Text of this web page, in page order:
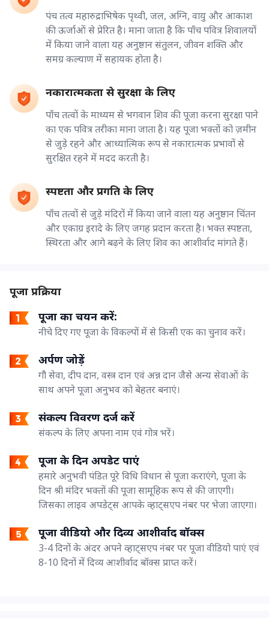
पंच तत्व महारुद्राभिषेक पृथ्वी, जल, अग्नि, वायु और आकाश
की ऊर्जाओं से प्रेरित है। माना जाता है कि पाँच पवित्र शिवालयों
में किया जाने वाला यह अनुष्ठान संतुलन, जीवन शक्ति और
समग्र कल्याण में सहायक होता है।
नकारात्मकता से सुरक्षा के लिए
पाँच तत्वों के माध्यम से भगवान शिव की पूजा करना सुरक्षा पाने
का एक पवित्र तरीका माना जाता है। यह पूजा भक्तों को ज़मीन
से जुड़े रहने और आध्यात्मिक रूप से नकारात्मक प्रभावों से
सुरक्षित रहने में मदद करती है।
स्पष्टता और प्रगति के लिए
पाँच तत्वों से जुड़े मंदिरों में किया जाने वाला यह अनुष्ठान चिंतन
और एकाग्र इरादे के लिए जगह प्रदान करता है। भक्त स्पष्टता,
स्थिरता और आगे बढ़ने के लिए शिव का आशीर्वाद मांगते हैं।
पूजा प्रक्रिया
पूजा का चयन करें:
नीचे दिए गए पूजा के विकल्पों में से किसी एक का चुनाव करें।
अर्पण जोड़ें
गौ सेवा, दीप दान, वस्त्र दान एवं अन्न दान जैसे अन्य सेवाओं के
साथ अपने पूजा अनुभव को बेहतर बनाएं।
संकल्प विवरण दर्ज करें
संकल्प के लिए अपना नाम एवं गोत्र भरें।
पूजा के दिन अपडेट पाएं
हमारे अनुभवी पंडित पूरे विधि विधान से पूजा कराएंगे, पूजा के
दिन श्री मंदिर भक्तों की पूजा सामूहिक रूप से की जाएगी।
जिसका लाइव अपडेट्स आपके व्हाट्सएप नंबर पर भेजा जाएगा।
पूजा वीडियो और दिव्य आशीर्वाद बॉक्स
3-4 दिनों के अंदर अपने व्हाट्सएप नंबर पर पूजा वीडियो पाएं एवं
8-10 दिनों में दिव्य आशीर्वाद बॉक्स प्राप्त करें।